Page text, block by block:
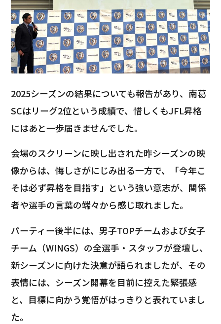
2025シーズンの結果についても報告があり、南葛
SCはリーグ2位という成績で、惜しくもJFL昇格
にはあと一歩届きませんでした。
会場のスクリーンに映し出された昨シーズンの映
像からは、悔しさがにじみ出る一方で、「今年こ
そは必ず昇格を目指す」という強い意志が、関係
者や選手の言葉の端々から感じ取れました。
パーティー後半には、男子TOPチームおよび女子
チーム（WINGS）の全選手・スタッフが登壇し、
新シーズンに向けた決意が語られましたが、その
表情には、シーズン開幕を目前に控えた緊張感
と、目標に向かう覚悟がはっきりと表れていまし
た。